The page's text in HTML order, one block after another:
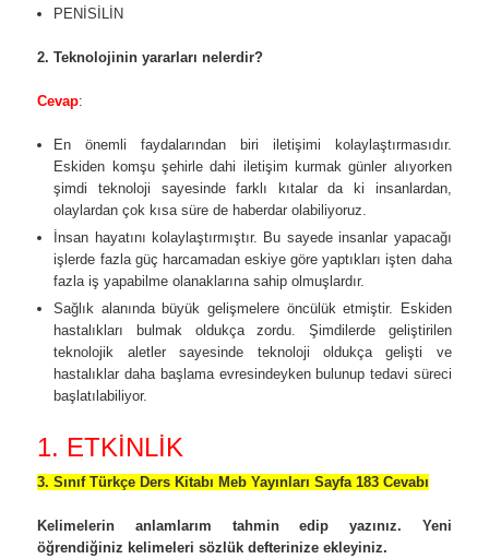
PENİSİLİN
2. Teknolojinin yararları nelerdir?
Cevap:
En önemli faydalarından biri iletişimi kolaylaştırmasıdır.
Eskiden komşu şehirle dahi iletişim kurmak günler alıyorken
şimdi teknoloji sayesinde farklı kıtalar da ki insanlardan,
olaylardan çok kısa süre de haberdar olabiliyoruz.
İnsan hayatını kolaylaştırmıştır. Bu sayede insanlar yapacağı
işlerde fazla güç harcamadan eskiye göre yaptıkları işten daha
fazla iş yapabilme olanaklarına sahip olmuşlardır.
Sağlık alanında büyük gelişmelere öncülük etmiştir. Eskiden
hastalıkları bulmak oldukça zordu. Şimdilerde geliştirilen
teknolojik aletler sayesinde teknoloji oldukça gelişti ve
hastalıklar daha başlama evresindeyken bulunup tedavi süreci
başlatılabiliyor.
1. ETKİNLİK
3. Sınıf Türkçe Ders Kitabı Meb Yayınları Sayfa 183 Cevabı
Kelimelerin anlamlarım tahmin edip yazınız. Yeni
öğrendiğiniz kelimeleri sözlük defterinize ekleyiniz.